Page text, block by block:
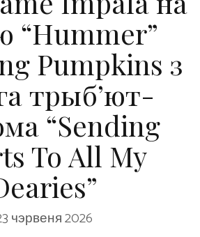
“Hummer”
Pumpkins з
трыб’ют-
“Sending
To All My
чэрвеня 2026